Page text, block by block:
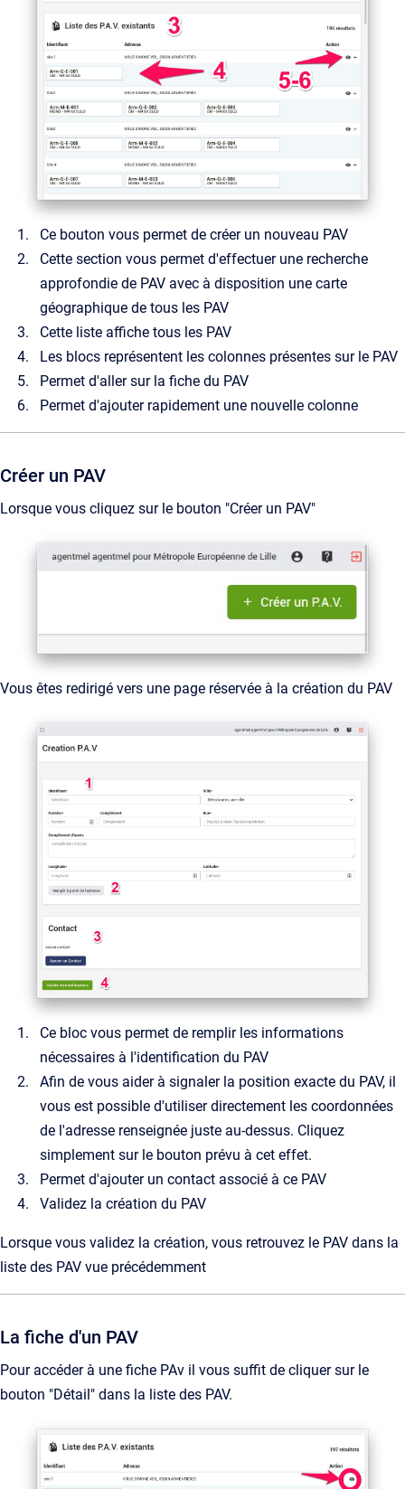
Ce bouton vous permet de créer un nouveau PAV
Cette section vous permet d'effectuer une recherche
approfondie de PAV avec à disposition une carte
géographique de tous les PAV
Cette liste affiche tous les PAV
Les blocs représentent les colonnes présentes sur le PAV
Permet d'aller sur la fiche du PAV
Permet d'ajouter rapidement une nouvelle colonne
Créer un PAV
Lorsque vous cliquez sur le bouton "Créer un PAV"
Vous êtes redirigé vers une page réservée à la création du PAV
Ce bloc vous permet de remplir les informations
nécessaires à l'identification du PAV
Afin de vous aider à signaler la position exacte du PAV, il
vous est possible d'utiliser directement les coordonnées
de l'adresse renseignée juste au-dessus. Cliquez
simplement sur le bouton prévu à cet effet.
Permet d'ajouter un contact associé à ce PAV
Validez la création du PAV
Lorsque vous validez la création, vous retrouvez le PAV dans la
liste des PAV vue précédemment
La fiche d'un PAV
Pour accéder à une fiche PAv il vous suffit de cliquer sur le
bouton "Détail" dans la liste des PAV.